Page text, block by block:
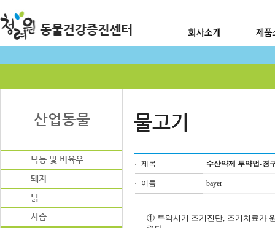
제목 수산약제 투약법-경
이름 bayer
① 투약시기 조기진단, 조기치료가